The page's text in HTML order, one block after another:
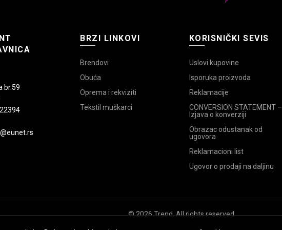
br.59
BRZI LINKOVI
Brendovi
Obuća
Oprema i rekviziti
Tekstil muškarci
KORISNIČKI SEVIS
Uslovi kupovine
Isporuka proizvoda
Reklamacije
CONVERSION STATEMENT –
Izjava o konverziji
Obrazac odustanak od
ugovora
Reklamacioni list
Ugovor o prodaji na daljinu
© 2026Trend. All rights reserved